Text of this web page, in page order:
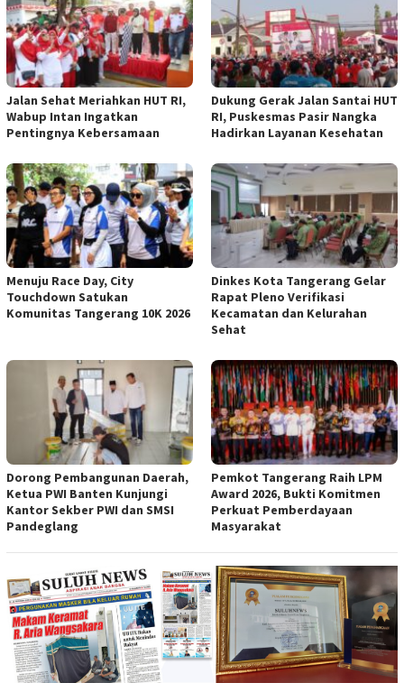
Jalan Sehat Meriahkan HUT RI,
Wabup Intan Ingatkan
Pentingnya Kebersamaan
Dukung Gerak Jalan Santai HUT
RI, Puskesmas Pasir Nangka
Hadirkan Layanan Kesehatan
Menuju Race Day, City
Touchdown Satukan
Komunitas Tangerang 10K 2026
Dinkes Kota Tangerang Gelar
Rapat Pleno Verifikasi
Kecamatan dan Kelurahan
Sehat
Dorong Pembangunan Daerah,
Ketua PWI Banten Kunjungi
Kantor Sekber PWI dan SMSI
Pandeglang
Pemkot Tangerang Raih LPM
Award 2026, Bukti Komitmen
Perkuat Pemberdayaan
Masyarakat